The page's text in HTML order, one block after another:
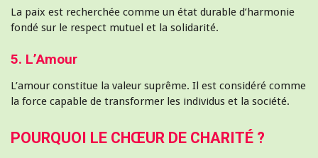
La paix est recherchée comme un état durable d’harmonie
fondé sur le respect mutuel et la solidarité.
5. L’Amour
L’amour constitue la valeur suprême. Il est considéré comme
la force capable de transformer les individus et la société.
POURQUOI LE CHŒUR DE CHARITÉ ?